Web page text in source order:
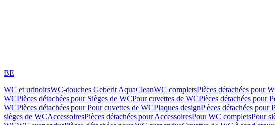
BE
WC et urinoirsWC-douches Geberit AquaCleanWC completsPièces détachées pour
WCPièces détachées pour Sièges de WCPour cuvettes de WCPièces détachées pour
WCPièces détachées pour Pour cuvettes de WCPlaques designPièces détachées pour
sièges de WCAccessoiresPièces détachées pour AccessoiresPour WC completsPour